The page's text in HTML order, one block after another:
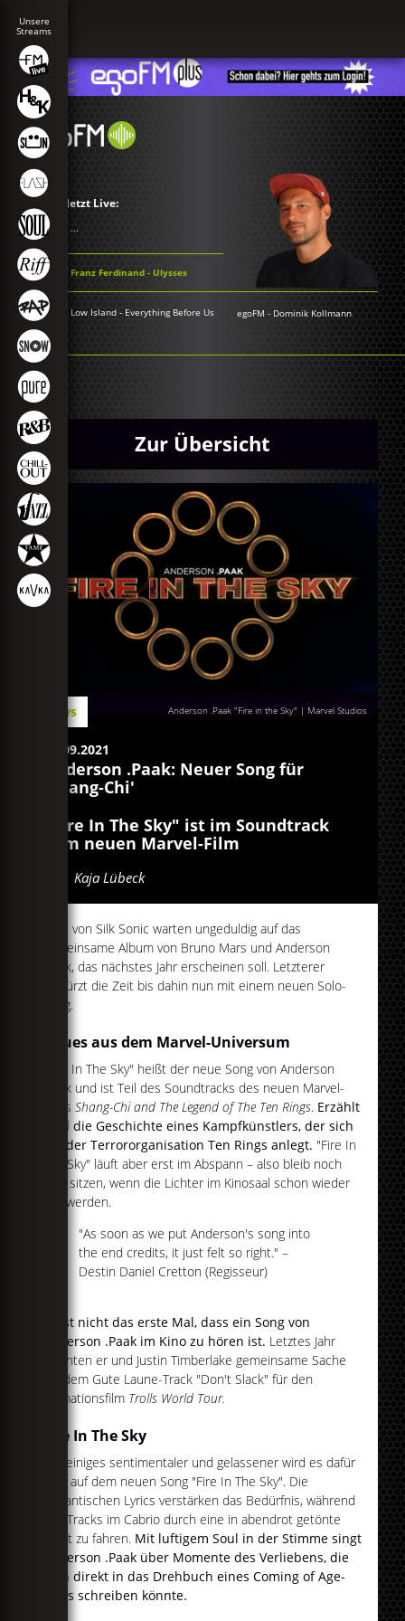
Jetzt Live:
...
Franz Ferdinand - Ulysses
Low Island - Everything Before Us egoFM - Dominik Kollmann
Zur Übersicht
Anderson .Paak "Fire in the Sky" | Marvel Studios
News
07.09.2021
Anderson .Paak: Neuer Song für
'Shang-Chi'
"Fire In The Sky" ist im Soundtrack
vom neuen Marvel-Film
Kaja Lübeck
Fans von Silk Sonic warten ungeduldig auf das
gemeinsame Album von Bruno Mars und Anderson
.Paak, das nächstes Jahr erscheinen soll. Letzterer
verkürzt die Zeit bis dahin nun mit einem neuen Solo-
Song.
Neues aus dem Marvel-Universum
"Fire In The Sky" heißt der neue Song von Anderson
.Paak und ist Teil des Soundtracks des neuen Marvel-
FilmsShang-Chi and The Legend of The Ten Rings. Erzählt
wird die Geschichte eines Kampfkünstlers, der sich
mit der Terrororganisation Ten Rings anlegt. "Fire In
The Sky" läuft aber erst im Abspann – also bleib noch
kurz sitzen, wenn die Lichter im Kinosaal schon wieder
hell werden.
"As soon as we put Anderson's song into
the end credits, it just felt so right." –
Destin Daniel Cretton (Regisseur)
Es ist nicht das erste Mal, dass ein Song von
Anderson .Paak im Kino zu hören ist. Letztes Jahr
machten er und Justin Timberlake gemeinsame Sache
auf dem Gute Laune-Track "Don't Slack" für den
Animationsfilm Trolls World Tour.
Fire In The Sky
Um einiges sentimentaler und gelassener wird es dafür
jetzt auf dem neuen Song "Fire In The Sky". Die
romantischen Lyrics verstärken das Bedürfnis, während
des Tracks im Cabrio durch eine in abendrot getönte
Stadt zu fahren. Mit luftigem Soul in der Stimme singt
Anderson .Paak über Momente des Verliebens, die
man direkt in das Drehbuch eines Coming of Age-
Films schreiben könnte.